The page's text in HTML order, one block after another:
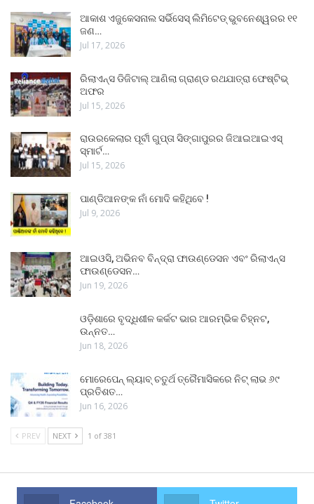
ଆକାଶ ଏଜୁକେସନାଲ ସର୍ଭିସେସ୍ ଲିମିଟେଡ୍ ଭୁବନେଶ୍ୱରର ୧୧
ଜଣ…
Jul 17, 2026
ରିଲାଏନ୍ସ ଡିଜିଟାଲ୍ ଆଣିଲା ଗ୍ରାଣ୍ଡ ରଥଯାତ୍ରା ଫେଷ୍ଟିଭ୍
ଅଫର
Jul 15, 2026
ରାଉରକେଲାର ପୂର୍ବୀ ଗୁପ୍ତା ସିଙ୍ଗାପୁରର ଜିଆଇଆଇଏସ୍
ସ୍ମାର୍ଟ…
Jul 15, 2026
ପାଣ୍ଡିଆନଙ୍କ ନାଁ ମୋଦି କହିଥିବେ !
Jul 9, 2026
ଆଇଓସି, ଅଭିନବ ବିନ୍ଦ୍ରା ଫାଉଣ୍ଡେସନ ଏବଂ ରିଲାଏନ୍ସ
ଫାଉଣ୍ଡେସନ…
Jun 19, 2026
ଓଡ଼ିଶାରେ ବୃଦ୍ଧିଶୀଳ କର୍କଟ ଭାର ଆରମ୍ଭିକ ଚିହ୍ନଟ,
ଉନ୍ନତ…
Jun 18, 2026
ମୋରେପେନ୍ ଲ୍ୟାବ୍ ଚତୁର୍ଥ ତ୍ରୈମାସିକରେ ନିଟ୍ ଲାଭ ୬୯
ପ୍ରତିଶତ…
Jun 16, 2026
PREV NEXT 1 of 381